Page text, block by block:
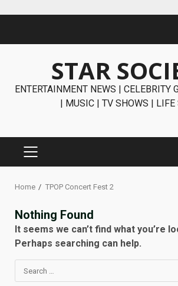
STAR
ENTERTAINMENT NEWS | CELEBRITY
| MUSIC | TV SHOWS | LIFE
PRIMARY
Home TPOP Concert Fest 2
Nothing Found
It seems we can’t find what you’re
Perhaps searching can help.
Search
for: